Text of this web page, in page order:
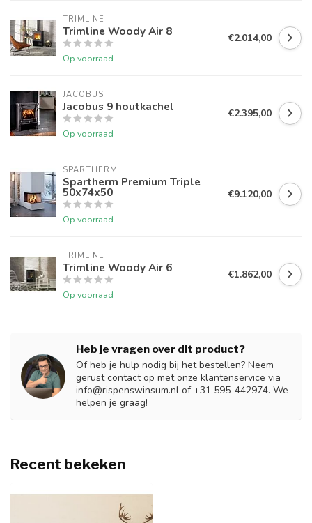
TRIMLINE
Trimline Woody Air 8
Op voorraad
€2.014,00
JACOBUS
Jacobus 9 houtkachel
Op voorraad
€2.395,00
SPARTHERM
Spartherm Premium Triple
50x74x50
Op voorraad
€9.120,00
TRIMLINE
Trimline Woody Air 6
Op voorraad
€1.862,00
Heb je vragen over dit product?
Of heb je hulp nodig bij het bestellen? Neem
gerust contact op met onze klantenservice via
info@rispenswinsum.nl of +31 595-442974. We
helpen je graag!
Recent bekeken